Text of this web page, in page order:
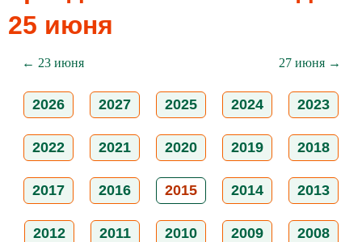
25 июня
← 23 июня 27 июня →
2026 2027 2025 2024 2023
2022 2021 2020 2019 2018
2017 2016 2015 2014 2013
2012 2011 2010 2009 2008